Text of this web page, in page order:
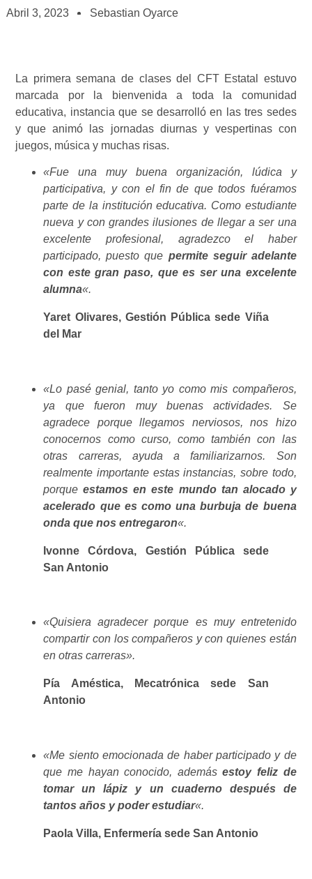
Abril 3, 2023 Sebastian Oyarce
La primera semana de clases del CFT Estatal estuvo
marcada por la bienvenida a toda la comunidad
educativa, instancia que se desarrolló en las tres sedes
y que animó las jornadas diurnas y vespertinas con
juegos, música y muchas risas.
«Fue una muy buena organización, lúdica y
participativa, y con el fin de que todos fuéramos
parte de la institución educativa. Como estudiante
nueva y con grandes ilusiones de llegar a ser una
excelente profesional, agradezco el haber
participado, puesto que permite seguir adelante
con este gran paso, que es ser una excelente
alumna«.
Yaret Olivares, Gestión Pública sede Viña
del Mar
«Lo pasé genial, tanto yo como mis compañeros,
ya que fueron muy buenas actividades. Se
agradece porque llegamos nerviosos, nos hizo
conocernos como curso, como también con las
otras carreras, ayuda a familiarizarnos. Son
realmente importante estas instancias, sobre todo,
porqueestamos en este mundo tan alocado y
acelerado que es como una burbuja de buena
onda que nos entregaron«.
Ivonne Córdova, Gestión Pública sede
San Antonio
«Quisiera agradecer porque es muy entretenido
compartir con los compañeros y con quienes están
en otras carreras».
Pía Améstica, Mecatrónica sede San
Antonio
«Me siento emocionada de haber participado y de
que me hayan conocido, ademásestoy feliz de
tomar un lápiz y un cuaderno después de
tantos años y poder estudiar«.
Paola Villa, Enfermería sede San Antonio